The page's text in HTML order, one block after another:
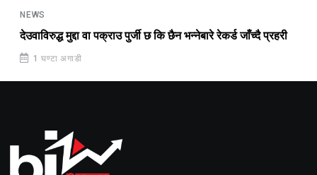
NEWS
देउवाविरुद्ध मुद्दा वा पक्राउ पुर्जी छ कि छैन भन्नेबारे रेकर्ड जाँच्दै प्रहरी
1 घण्टा अगाडी